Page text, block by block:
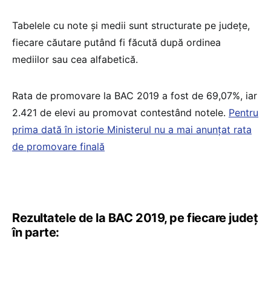
Tabelele cu note și medii sunt structurate pe județe,
fiecare căutare putând fi făcută după ordinea
mediilor sau cea alfabetică.
Rata de promovare la BAC 2019 a fost de 69,07%, iar
2.421 de elevi au promovat contestând notele. Pentru
prima dată în istorie Ministerul nu a mai anunțat rata
de promovare finală
Rezultatele de la BAC 2019, pe fiecare județ
în parte: